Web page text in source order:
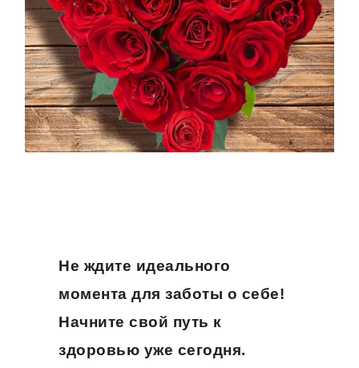
Не ждите идеального
момента для заботы о себе!
Начните свой путь к
здоровью уже сегодня.